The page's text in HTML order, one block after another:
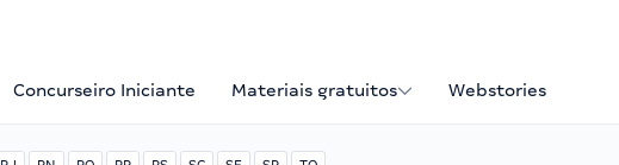
Concurseiro Iniciante Materiais gratuitos Webstories